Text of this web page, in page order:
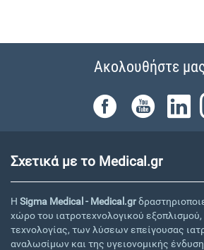
Ακολουθήστε
Σχετικά με το Medical.gr
Η Sigma Medical - Medical.gr
χώρο του ιατροτεχνολογικού
τεχνολογίας, των λύσεων επείγουσας
αναλωσίμων και της υγειονομικής